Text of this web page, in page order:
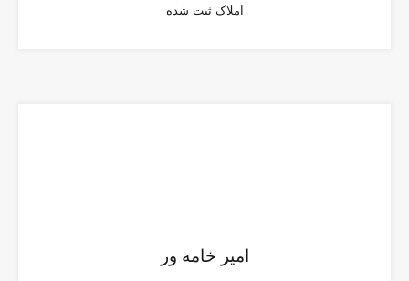
املاک ثبت شده
امیر خامه ور